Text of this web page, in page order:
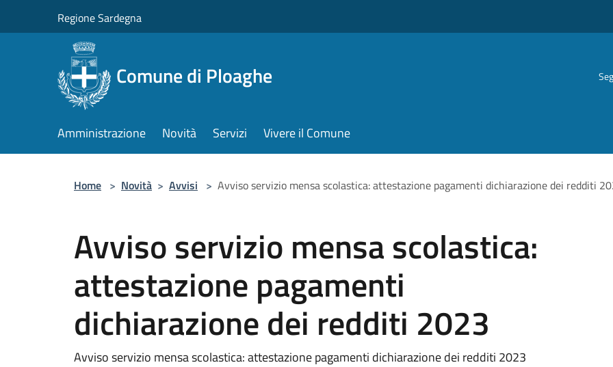
Regione Sardegna
Comune di Ploaghe
Amministrazione Novità Servizi Vivere il Comune
Home > Novità > Avvisi > Avviso servizio mensa scolastica: attestazione pagamenti dichiarazione dei redditi
Avviso servizio mensa scolastica:
attestazione pagamenti
dichiarazione dei redditi 2023
Avviso servizio mensa scolastica: attestazione pagamenti dichiarazione dei redditi 2023